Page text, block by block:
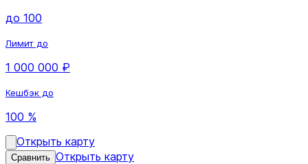
до 100
Лимит до
1 000 000 ₽
Кешбэк до
100 %
Открыть карту
Сравнить Открыть карту